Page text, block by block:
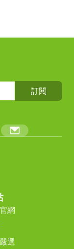
訂閱
網
選